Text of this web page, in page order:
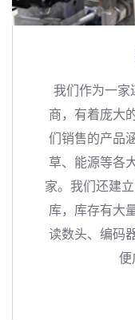
我们作为一家
商，有着庞大
们销售的产品
草、能源等各
家。我们还建
库，库存有大
读数头、编码
便